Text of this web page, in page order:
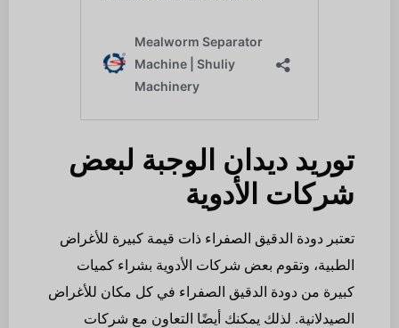
توريد ديدان الوجبة لبعض
شركات الأدوية
تعتبر دودة الدقيق الصفراء ذات قيمة كبيرة للأغراض
الطبية، وتقوم بعض شركات الأدوية بشراء كميات
كبيرة من دودة الدقيق الصفراء في كل مكان للأغراض
الصيدلانية. لذلك يمكنك أيضًا التعاون مع شركات